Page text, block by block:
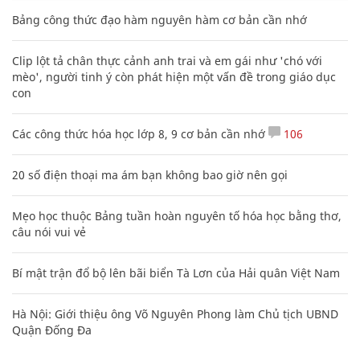
Bảng công thức đạo hàm nguyên hàm cơ bản cần nhớ
Clip lột tả chân thực cảnh anh trai và em gái như 'chó với
mèo', người tinh ý còn phát hiện một vấn đề trong giáo dục
con
Các công thức hóa học lớp 8, 9 cơ bản cần nhớ 106
20 số điện thoại ma ám bạn không bao giờ nên gọi
Mẹo học thuộc Bảng tuần hoàn nguyên tố hóa học bằng thơ,
câu nói vui vẻ
Bí mật trận đổ bộ lên bãi biển Tà Lơn của Hải quân Việt Nam
Hà Nội: Giới thiệu ông Võ Nguyên Phong làm Chủ tịch UBND
Quận Đống Đa